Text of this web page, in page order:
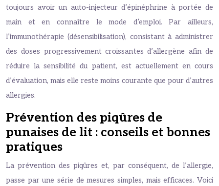
toujours avoir un auto-injecteur d’épinéphrine à portée de
main et en connaître le mode d’emploi. Par ailleurs,
l’immunothérapie (désensibilisation), consistant à administrer
des doses progressivement croissantes d’allergène afin de
réduire la sensibilité du patient, est actuellement en cours
d’évaluation, mais elle reste moins courante que pour d’autres
allergies.
Prévention des piqûres de
punaises de lit : conseils et bonnes
pratiques
La prévention des piqûres et, par conséquent, de l’allergie,
passe par une série de mesures simples, mais efficaces. Voici